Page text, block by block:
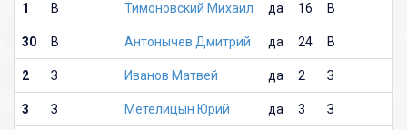
1 В Тимоновский Михаил да 16 В
30 В Антонычев Дмитрий да 24 В
2 З Иванов Матвей да 2 З
3 З Метелицын Юрий да 3 З